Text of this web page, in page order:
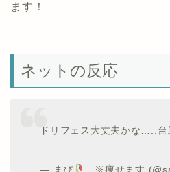
ます！
ネットの反応
ドリフェス大丈夫かな…..台
— まぴ ※痩せます